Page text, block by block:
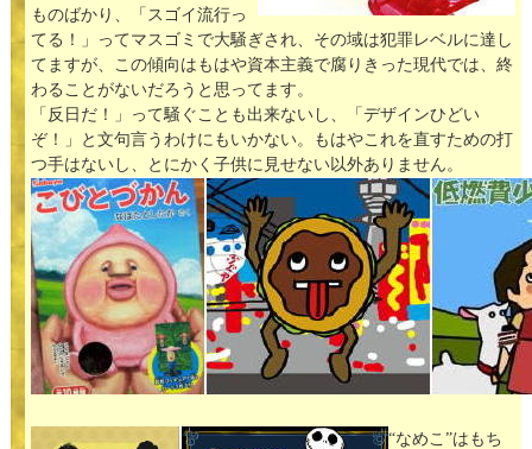
ものばかり、「スゴイ流行っ
てる！」ってマスゴミで大騒ぎされ、その域は犯罪レベルに達し
てますが、この傾向はもはや資本主義で腐りきった現代では、終
わることがないだろうと思ってます。
「反日だ！」って騒ぐことも出来ないし、「デザインひどい
ぞ！」と文句言うわけにもいかない。もはやこれを直すための打
つ手はないし、とにかく子供に見せない以外ありません。
“なめこ”はもち